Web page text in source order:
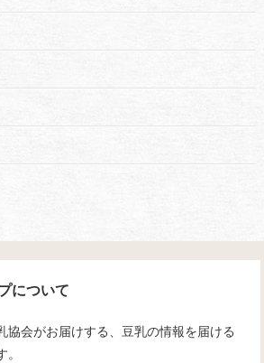
について
協会がお届けする、豆乳の情報を届ける